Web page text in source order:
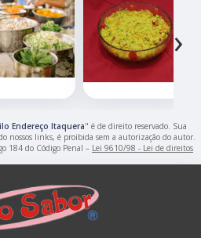
›
Endereço Itaquera" é de direito reservado. Sua
nossos links, é proibida sem a autorização do autor.
184 do Código Penal – Lei 9610/98 - Lei de direitos